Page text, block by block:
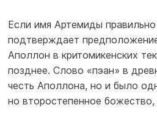
Если имя Артемиды
подтверждает
Аполлон в критомикенских
позднее. Слово «пэан» в
честь Аполлона, но и было
но второстепенное божество,